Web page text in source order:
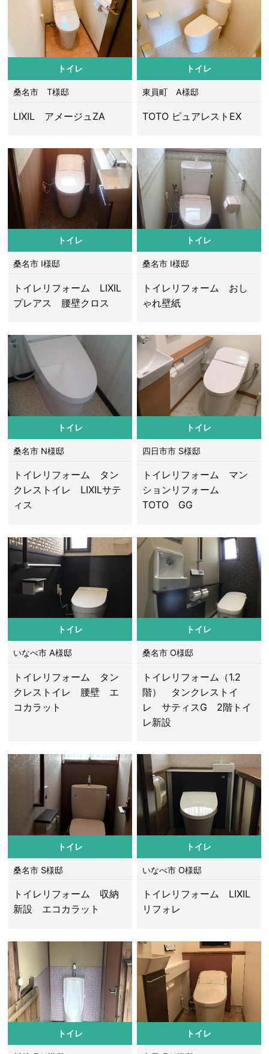
トイレ
桑名市 T様邸
LIXIL アメージュZA
トイレ
東員町 A様邸
TOTO ピュアレストEX
トイレ
桑名市 I様邸
トイレリフォーム LIXIL
プレアス 腰壁クロス
トイレ
桑名市 I様邸
トイレリフォーム おし
ゃれ壁紙
トイレ
桑名市 N様邸
トイレリフォーム タン
クレストイレ LIXILサテ
ィス
トイレ
四日市市 S様邸
トイレリフォーム マン
ションリフォーム
TOTO GG
トイレ
いなべ市 A様邸
トイレリフォーム タン
クレストイレ 腰壁 エ
コカラット
トイレ
桑名市 O様邸
トイレリフォーム（1.2
階） タンクレストイ
レ サティスG 2階トイ
レ新設
トイレ
桑名市 S様邸
トイレリフォーム 収納
新設 エコカラット
トイレ
いなべ市 O様邸
トイレリフォーム LIXIL
リフォレ
トイレ トイレ